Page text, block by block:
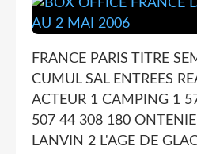
FRANCE PARIS TITRE
CUMUL SAL ENTREES
ACTEUR 1 CAMPING 1
507 44 308 180
LANVIN 2 L'AGE DE